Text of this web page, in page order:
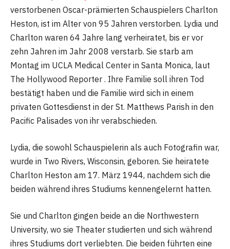
verstorbenen Oscar-prämierten Schauspielers Charlton
Heston, ist im Alter von 95 Jahren verstorben. Lydia und
Charlton waren 64 Jahre lang verheiratet, bis er vor
zehn Jahren im Jahr 2008 verstarb. Sie starb am
Montag im UCLA Medical Center in Santa Monica, laut
The Hollywood Reporter . Ihre Familie soll ihren Tod
bestätigt haben und die Familie wird sich in einem
privaten Gottesdienst in der St. Matthews Parish in den
Pacific Palisades von ihr verabschieden.
Lydia, die sowohl Schauspielerin als auch Fotografin war,
wurde in Two Rivers, Wisconsin, geboren. Sie heiratete
Charlton Heston am 17. März 1944, nachdem sich die
beiden während ihres Studiums kennengelernt hatten.
Sie und Charlton gingen beide an die Northwestern
University, wo sie Theater studierten und sich während
ihres Studiums dort verliebten. Die beiden führten eine